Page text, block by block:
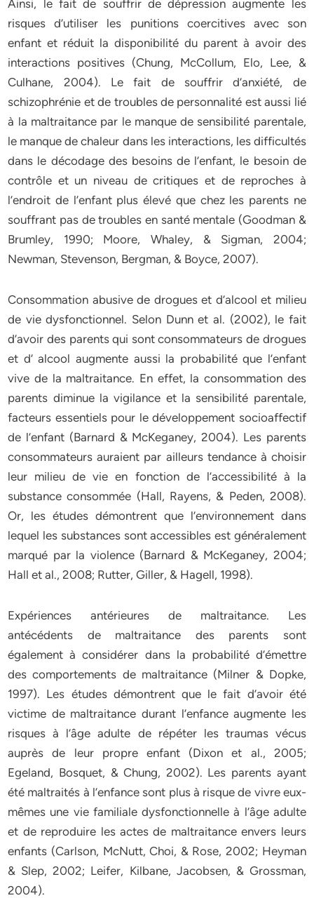
Ainsi, le fait de souffrir de dépression augmente les
risques d’utiliser les punitions coercitives avec son
enfant et réduit la disponibilité du parent à avoir des
interactions positives (Chung, McCollum, Elo, Lee, &
Culhane, 2004). Le fait de souffrir d’anxiété, de
schizophrénie et de troubles de personnalité est aussi lié
à la maltraitance par le manque de sensibilité parentale,
le manque de chaleur dans les interactions, les difficultés
dans le décodage des besoins de l’enfant, le besoin de
contrôle et un niveau de critiques et de reproches à
l’endroit de l’enfant plus élevé que chez les parents ne
souffrant pas de troubles en santé mentale (Goodman &
Brumley, 1990; Moore, Whaley, & Sigman, 2004;
Newman, Stevenson, Bergman, & Boyce, 2007).
Consommation abusive de drogues et d’alcool et milieu
de vie dysfonctionnel. Selon Dunn et al. (2002), le fait
d’avoir des parents qui sont consommateurs de drogues
et d’ alcool augmente aussi la probabilité que l’enfant
vive de la maltraitance. En effet, la consommation des
parents diminue la vigilance et la sensibilité parentale,
facteurs essentiels pour le développement socioaffectif
de l’enfant (Barnard & McKeganey, 2004). Les parents
consommateurs auraient par ailleurs tendance à choisir
leur milieu de vie en fonction de l’accessibilité à la
substance consommée (Hall, Rayens, & Peden, 2008).
Or, les études démontrent que l’environnement dans
lequel les substances sont accessibles est généralement
marqué par la violence (Barnard & McKeganey, 2004;
Hall et al., 2008; Rutter, Giller, & Hagell, 1998).
Expériences antérieures de maltraitance. Les
antécédents de maltraitance des parents sont
également à considérer dans la probabilité d’émettre
des comportements de maltraitance (Milner & Dopke,
1997). Les études démontrent que le fait d’avoir été
victime de maltraitance durant l’enfance augmente les
risques à l’âge adulte de répéter les traumas vécus
auprès de leur propre enfant (Dixon et al., 2005;
Egeland, Bosquet, & Chung, 2002). Les parents ayant
été maltraités à l’enfance sont plus à risque de vivre eux-
mêmes une vie familiale dysfonctionnelle à l’âge adulte
et de reproduire les actes de maltraitance envers leurs
enfants (Carlson, McNutt, Choi, & Rose, 2002; Heyman
& Slep, 2002; Leifer, Kilbane, Jacobsen, & Grossman,
2004).